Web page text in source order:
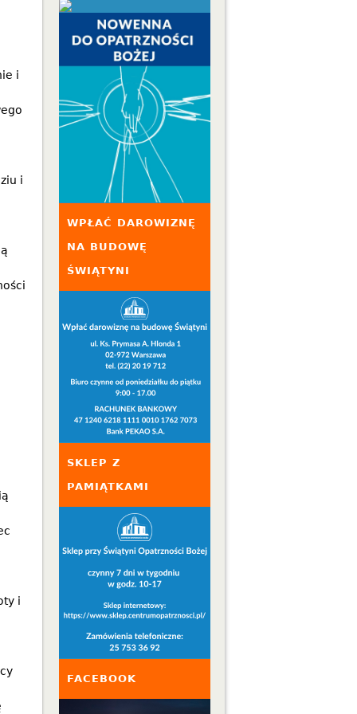
i
i
i
WPŁAĆ DAROWIZNĘ
NA BUDOWĘ
ŚWIĄTYNI
SKLEP Z
PAMIĄTKAMI
FACEBOOK